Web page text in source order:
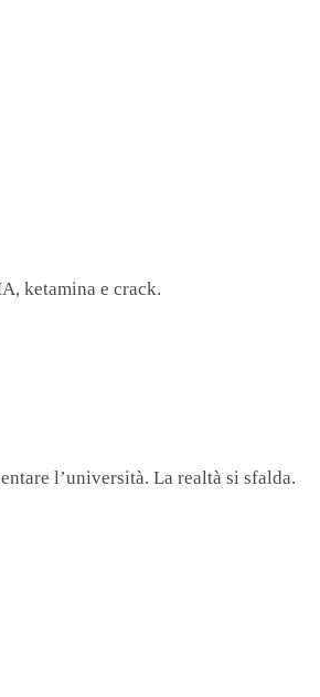
ketamina e crack.
l’università. La realtà si sfalda.